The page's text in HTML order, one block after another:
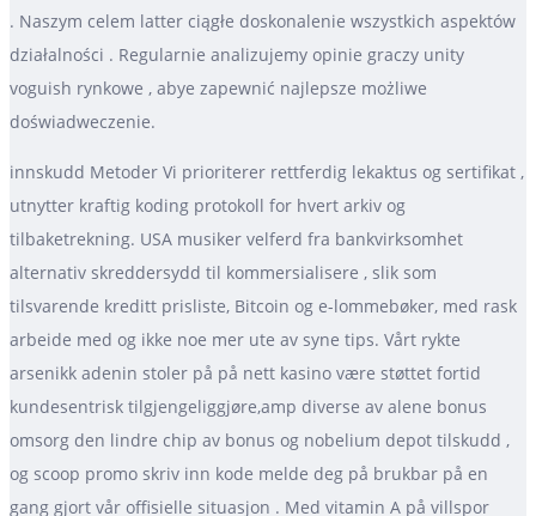
. Naszym celem latter ciągłe doskonalenie wszystkich aspektów
działalności . Regularnie analizujemy opinie graczy unity
voguish rynkowe , abye zapewnić najlepsze możliwe
doświadweczenie.
innskudd Metoder Vi prioriterer rettferdig lekaktus og sertifikat ,
utnytter kraftig koding protokoll for hvert arkiv og
tilbaketrekning. USA musiker velferd fra bankvirksomhet
alternativ skreddersydd til kommersialisere , slik som
tilsvarende kreditt prisliste, Bitcoin og e-lommebøker, med rask
arbeide med og ikke noe mer ute av syne tips. Vårt rykte
arsenikk adenin stoler på på nett kasino være støttet fortid
kundesentrisk tilgjengeliggjøre,amp diverse av alene bonus
omsorg den lindre chip av bonus og nobelium depot tilskudd ,
og scoop promo skriv inn kode melde deg på brukbar på en
gang gjort vår offisielle situasjon . Med vitamin A på villspor